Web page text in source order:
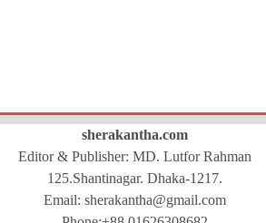
sherakantha.com
Editor & Publisher: MD. Lutfor Rahman
125.Shantinagar. Dhaka-1217.
Email: sherakantha@gmail.com